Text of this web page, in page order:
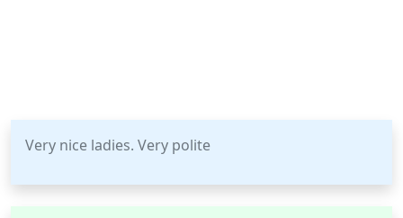
Very nice ladies. Very polite